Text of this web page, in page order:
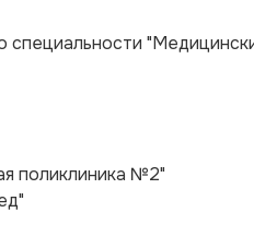
специальности
поликлиника №2"